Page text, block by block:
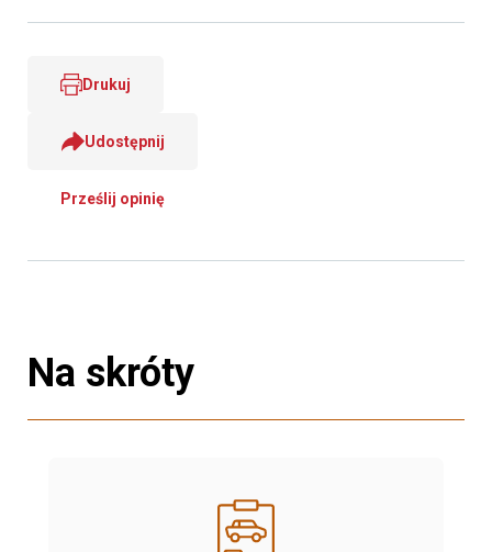
Drukuj
Udostępnij
Prześlij opinię
Na skróty